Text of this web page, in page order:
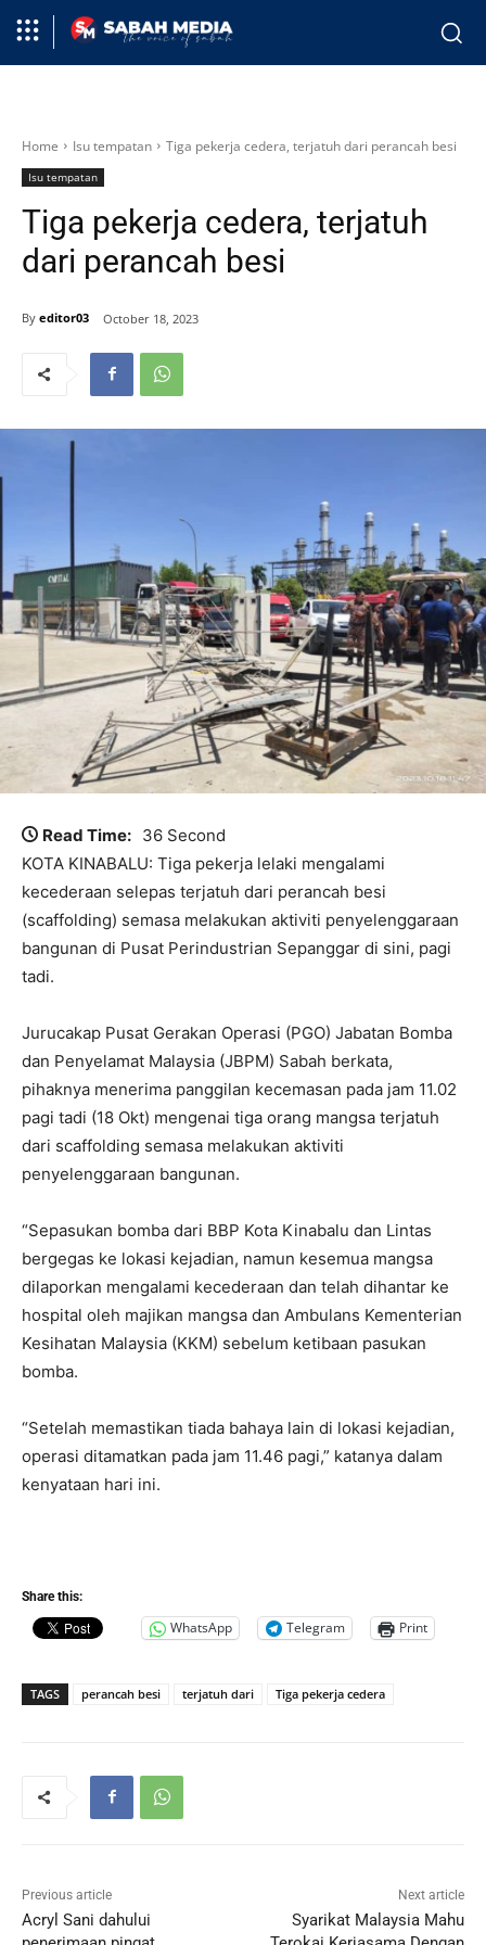
Home Isu tempatan Tiga pekerja cedera, terjatuh dari perancah besi
Isu tempatan
Tiga pekerja cedera, terjatuh
dari perancah besi
By editor03 October 18, 2023
Read Time: 36 Second
KOTA KINABALU: Tiga pekerja lelaki mengalami
kecederaan selepas terjatuh dari perancah besi
(scaffolding) semasa melakukan aktiviti penyelenggaraan
bangunan di Pusat Perindustrian Sepanggar di sini, pagi
tadi.
Jurucakap Pusat Gerakan Operasi (PGO) Jabatan Bomba
dan Penyelamat Malaysia (JBPM) Sabah berkata,
pihaknya menerima panggilan kecemasan pada jam 11.02
pagi tadi (18 Okt) mengenai tiga orang mangsa terjatuh
dari scaffolding semasa melakukan aktiviti
penyelenggaraan bangunan.
“Sepasukan bomba dari BBP Kota Kinabalu dan Lintas
bergegas ke lokasi kejadian, namun kesemua mangsa
dilaporkan mengalami kecederaan dan telah dihantar ke
hospital oleh majikan mangsa dan Ambulans Kementerian
Kesihatan Malaysia (KKM) sebelum ketibaan pasukan
bomba.
“Setelah memastikan tiada bahaya lain di lokasi kejadian,
operasi ditamatkan pada jam 11.46 pagi,” katanya dalam
kenyataan hari ini.
Share this:
WhatsApp Telegram Print
TAGS perancah besi terjatuh dari Tiga pekerja cedera
Previous article
Acryl Sani dahului
Next article
Syarikat Malaysia Mahu